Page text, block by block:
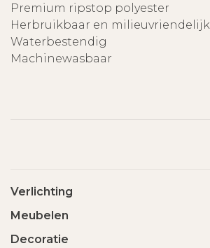
Premium ripstop polyester
Herbruikbaar en milieuvriendelijk
Waterbestendig
Machinewasbaar
Verlichting
Meubelen
Decoratie